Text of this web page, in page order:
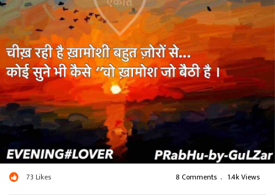
73 Likes 8 Comments . 1.4k Views